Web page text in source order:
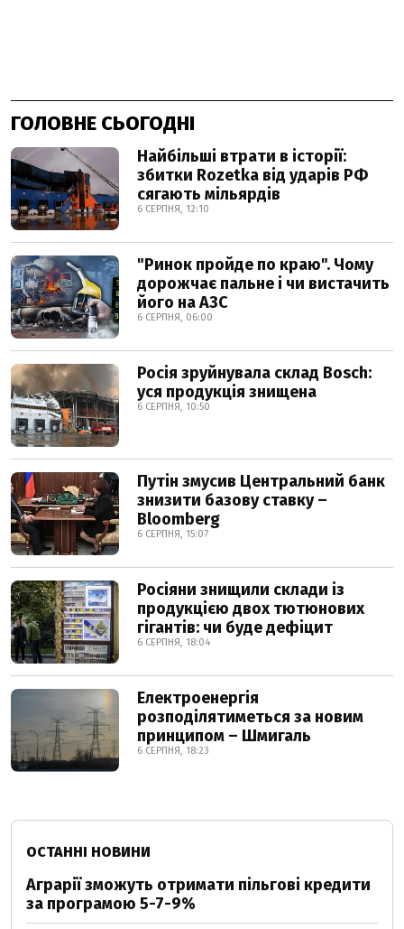
ГОЛОВНЕ СЬОГОДНІ
Найбільші втрати в історії:
збитки Rozetka від ударів РФ
сягають мільярдів
6 СЕРПНЯ, 12:10
"Ринок пройде по краю". Чому
дорожчає пальне і чи вистачить
його на АЗС
6 СЕРПНЯ, 06:00
Росія зруйнувала склад Bosch:
уся продукція знищена
6 СЕРПНЯ, 10:50
Путін змусив Центральний банк
знизити базову ставку –
Bloomberg
6 СЕРПНЯ, 15:07
Росіяни знищили склади із
продукцією двох тютюнових
гігантів: чи буде дефіцит
6 СЕРПНЯ, 18:04
Електроенергія
розподілятиметься за новим
принципом – Шмигаль
6 СЕРПНЯ, 18:23
ОСТАННІ НОВИНИ
Аграрії зможуть отримати пільгові кредити
за програмою 5-7-9%